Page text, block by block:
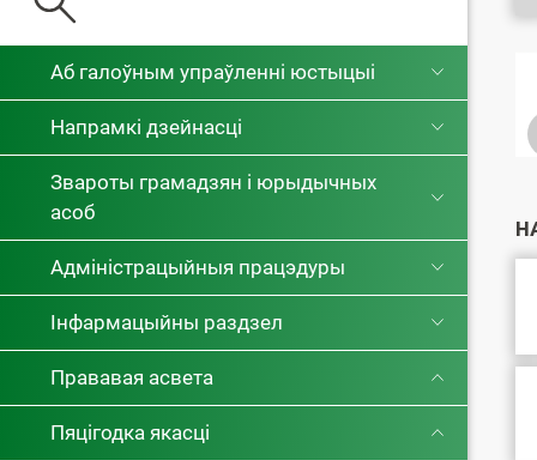
Аб галоўным упраўленні юстыцыі
Напрамкі дзейнасці
Звароты грамадзян і юрыдычных
асоб
Адміністрацыйныя працэдуры
Інфармацыйны раздзел
Прававая асвета
Пяцігодка якасці